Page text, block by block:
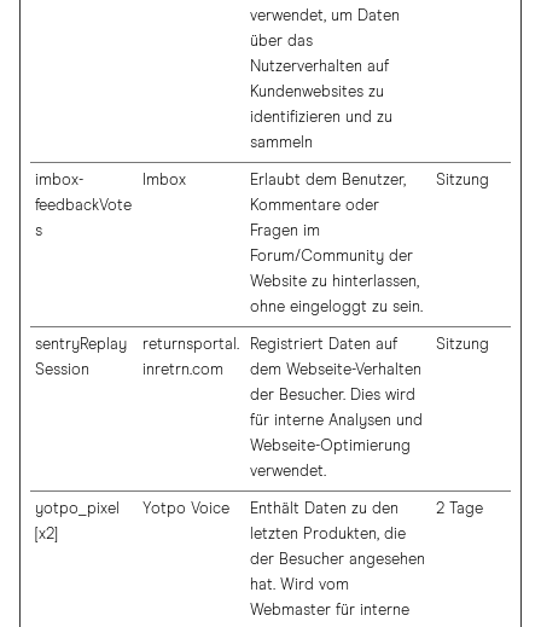
verwendet, um Daten
über das
Nutzerverhalten auf
Kundenwebsites zu
identifizieren und zu
sammeln
imbox-
feedbackVote
s
Imbox
Erlaubt dem Benutzer,
Kommentare oder
Fragen im
Forum/Community der
Website zu hinterlassen,
ohne eingeloggt zu sein.
Sitzung
sentryReplay
Session
returnsportal.
inretrn.com
Registriert Daten auf
dem Webseite-Verhalten
der Besucher. Dies wird
für interne Analysen und
Webseite-Optimierung
verwendet.
Sitzung
yotpo_pixel
[x2]
Yotpo Voice
Enthält Daten zu den
letzten Produkten, die
der Besucher angesehen
hat. Wird vom
Webmaster für interne
2 Tage